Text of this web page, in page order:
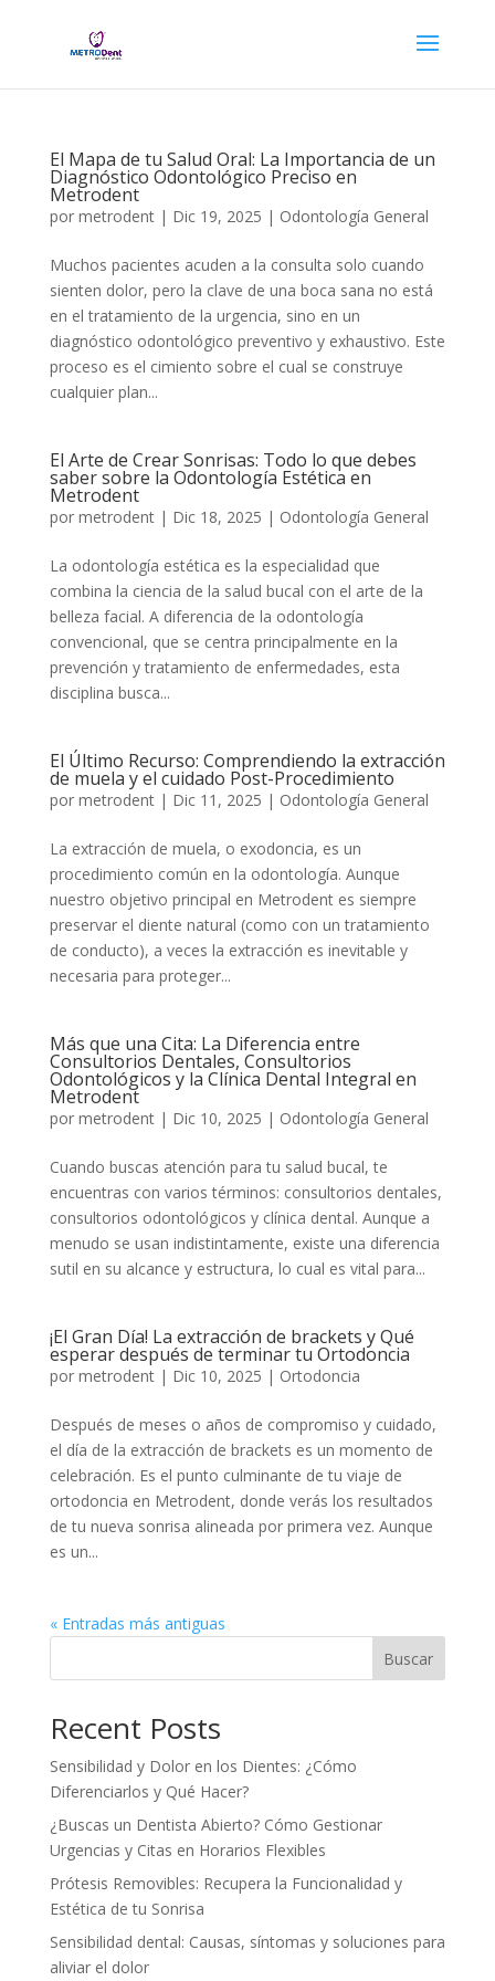
El Mapa de tu Salud Oral: La Importancia de un
Diagnóstico Odontológico Preciso en
Metrodent
por metrodent| Dic 19, 2025 | Odontología General
Muchos pacientes acuden a la consulta solo cuando
sienten dolor, pero la clave de una boca sana no está
en el tratamiento de la urgencia, sino en un
diagnóstico odontológico preventivo y exhaustivo. Este
proceso es el cimiento sobre el cual se construye
cualquier plan...
El Arte de Crear Sonrisas: Todo lo que debes
saber sobre la Odontología Estética en
Metrodent
por metrodent| Dic 18, 2025 | Odontología General
La odontología estética es la especialidad que
combina la ciencia de la salud bucal con el arte de la
belleza facial. A diferencia de la odontología
convencional, que se centra principalmente en la
prevención y tratamiento de enfermedades, esta
disciplina busca...
El Último Recurso: Comprendiendo la extracción
de muela y el cuidado Post-Procedimiento
por metrodent| Dic 11, 2025 | Odontología General
La extracción de muela, o exodoncia, es un
procedimiento común en la odontología. Aunque
nuestro objetivo principal en Metrodent es siempre
preservar el diente natural (como con un tratamiento
de conducto), a veces la extracción es inevitable y
necesaria para proteger...
Más que una Cita: La Diferencia entre
Consultorios Dentales, Consultorios
Odontológicos y la Clínica Dental Integral en
Metrodent
por metrodent| Dic 10, 2025 | Odontología General
Cuando buscas atención para tu salud bucal, te
encuentras con varios términos: consultorios dentales,
consultorios odontológicos y clínica dental. Aunque a
menudo se usan indistintamente, existe una diferencia
sutil en su alcance y estructura, lo cual es vital para...
¡El Gran Día! La extracción de brackets y Qué
esperar después de terminar tu Ortodoncia
por metrodent| Dic 10, 2025 | Ortodoncia
Después de meses o años de compromiso y cuidado,
el día de la extracción de brackets es un momento de
celebración. Es el punto culminante de tu viaje de
ortodoncia en Metrodent, donde verás los resultados
de tu nueva sonrisa alineada por primera vez. Aunque
es un...
« Entradas más antiguas
Buscar
Recent Posts
Sensibilidad y Dolor en los Dientes: ¿Cómo
Diferenciarlos y Qué Hacer?
¿Buscas un Dentista Abierto? Cómo Gestionar
Urgencias y Citas en Horarios Flexibles
Prótesis Removibles: Recupera la Funcionalidad y
Estética de tu Sonrisa
Sensibilidad dental: Causas, síntomas y soluciones para
aliviar el dolor